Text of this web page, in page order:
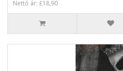
Nettó ár: £18,90